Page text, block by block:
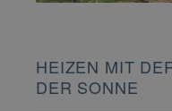
HEIZEN MIT
DER SONNE